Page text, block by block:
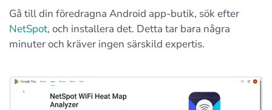
Gå till din föredragna Android app-butik, sök efter
NetSpot, och installera det. Detta tar bara några
minuter och kräver ingen särskild expertis.